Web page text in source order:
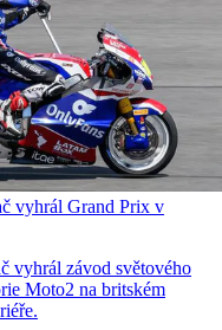
vyhrál Grand Prix v
vyhrál závod světového
Moto2 na britském